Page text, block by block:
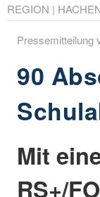
REGION |
90
Mit
RS+/